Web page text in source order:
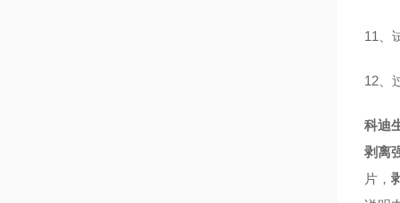
11、
12、
科迪
剥离
片，